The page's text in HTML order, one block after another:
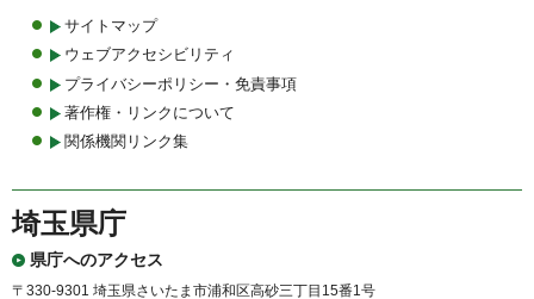
サイトマップ
ウェブアクセシビリティ
プライバシーポリシー・免責事項
著作権・リンクについて
関係機関リンク集
埼玉県庁
県庁へのアクセス
〒330-9301 埼玉県さいたま市浦和区高砂三丁目15番1号